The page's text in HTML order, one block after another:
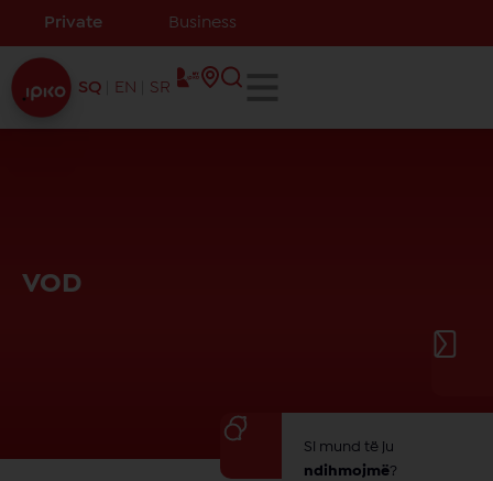
Private Business
SQ EN SR
VOD
Si mund të ju
ndihmojmë?